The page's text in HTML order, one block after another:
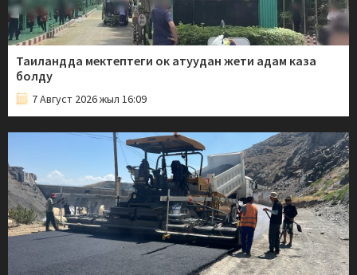
Таиландда мектептеги ок атуудан жети адам каза
болду
7 Август 2026 жыл 16:09